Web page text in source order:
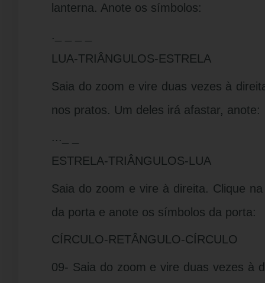
lanterna. Anote os símbolos:
._ _ _ _
LUA-TRIÂNGULOS-ESTRELA
Saia do zoom e vire duas vezes à
nos pratos. Um deles irá afastar, anote:
..._ _
ESTRELA-TRIÂNGULOS-LUA
Saia do zoom e vire à direita. Clique
da porta e anote os símbolos da porta:
CÍRCULO-RETÂNGULO-CÍRCULO
09- Saia do zoom e vire duas vezes à